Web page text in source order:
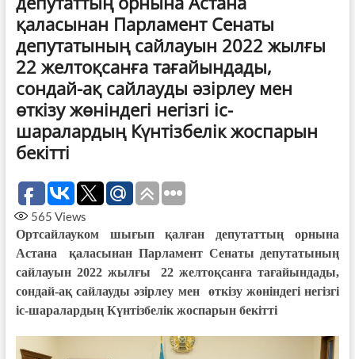
қаласынан Парламент Сенаты
депутатының сайлауын 2022 жылғы
22 желтоқсанға тағайындады,
сондай-ақ сайлауды әзірлеу мен
өткізу жөніндегі негізгі іс-
шаралардың Күнтізбелік жоспарын
бекітті
565 Views
Ортсайлауком шығып қалған депутаттың орнына
Астана қаласынан Парламент Сенаты депутатының
сайлауын 2022 жылғы 22 желтоқсанға тағайындады,
сондай-ақ сайлауды әзірлеу мен өткізу жөніндегі негізгі
іс-шаралардың Күнтізбелік жоспарын бекітті